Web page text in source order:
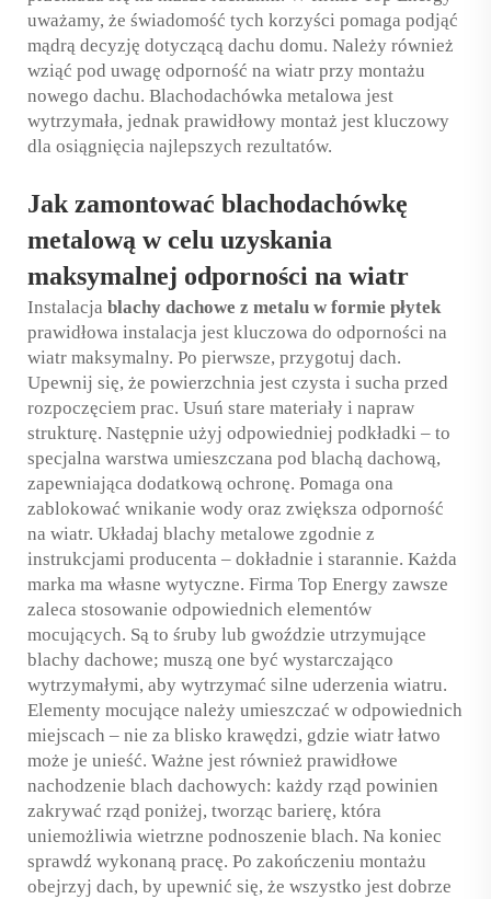
uważamy, że świadomość tych korzyści pomaga podjąć
mądrą decyzję dotyczącą dachu domu. Należy również
wziąć pod uwagę odporność na wiatr przy montażu
nowego dachu. Blachodachówka metalowa jest
wytrzymała, jednak prawidłowy montaż jest kluczowy
dla osiągnięcia najlepszych rezultatów.
Jak zamontować blachodachówkę
metalową w celu uzyskania
maksymalnej odporności na wiatr
Instalacja blachy dachowe z metalu w formie płytek
prawidłowa instalacja jest kluczowa do odporności na
wiatr maksymalny. Po pierwsze, przygotuj dach.
Upewnij się, że powierzchnia jest czysta i sucha przed
rozpoczęciem prac. Usuń stare materiały i napraw
strukturę. Następnie użyj odpowiedniej podkładki – to
specjalna warstwa umieszczana pod blachą dachową,
zapewniająca dodatkową ochronę. Pomaga ona
zablokować wnikanie wody oraz zwiększa odporność
na wiatr. Układaj blachy metalowe zgodnie z
instrukcjami producenta – dokładnie i starannie. Każda
marka ma własne wytyczne. Firma Top Energy zawsze
zaleca stosowanie odpowiednich elementów
mocujących. Są to śruby lub gwoździe utrzymujące
blachy dachowe; muszą one być wystarczająco
wytrzymałymi, aby wytrzymać silne uderzenia wiatru.
Elementy mocujące należy umieszczać w odpowiednich
miejscach – nie za blisko krawędzi, gdzie wiatr łatwo
może je unieść. Ważne jest również prawidłowe
nachodzenie blach dachowych: każdy rząd powinien
zakrywać rząd poniżej, tworząc barierę, która
uniemożliwia wietrzne podnoszenie blach. Na koniec
sprawdź wykonaną pracę. Po zakończeniu montażu
obejrzyj dach, by upewnić się, że wszystko jest dobrze